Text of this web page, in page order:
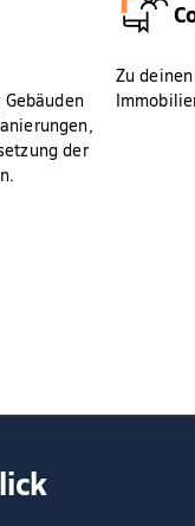
der
Zu